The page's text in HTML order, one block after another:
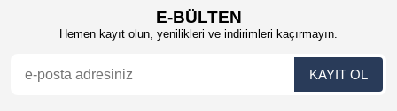
E-BÜLTEN
Hemen kayıt olun, yenilikleri ve indirimleri kaçırmayın.